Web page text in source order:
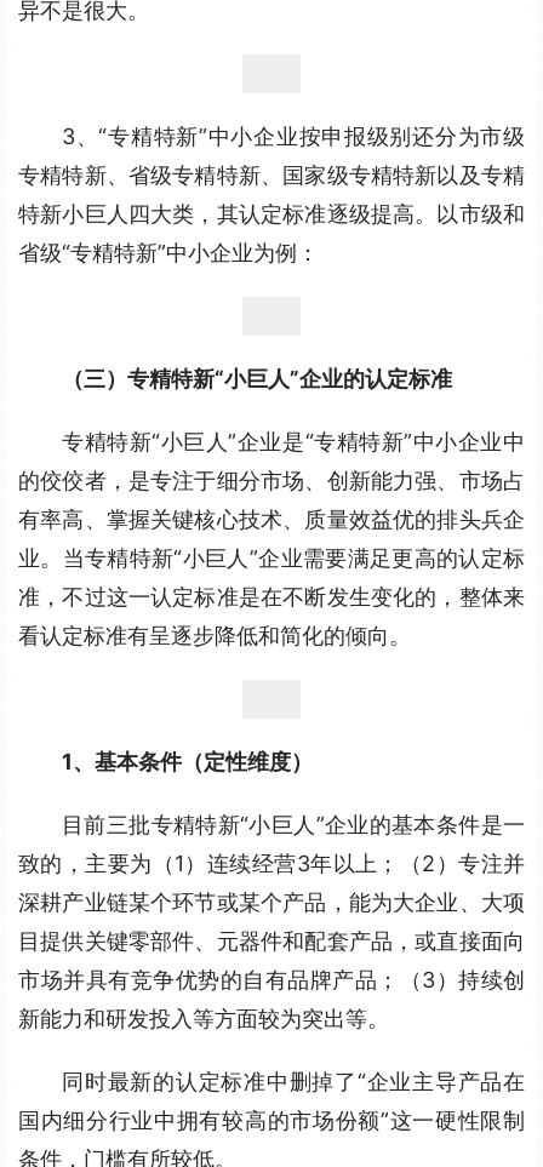
异不是很大。
3、“专精特新”中小企业按申报级别还分为市级
专精特新、省级专精特新、国家级专精特新以及专精
特新小巨人四大类，其认定标准逐级提高。以市级和
省级“专精特新”中小企业为例：
（三）专精特新“小巨人”企业的认定标准
专精特新“小巨人”企业是“专精特新”中小企业中
的佼佼者，是专注于细分市场、创新能力强、市场占
有率高、掌握关键核心技术、质量效益优的排头兵企
业。当专精特新“小巨人”企业需要满足更高的认定标
准，不过这一认定标准是在不断发生变化的，整体来
看认定标准有呈逐步降低和简化的倾向。
1、基本条件（定性维度）
目前三批专精特新“小巨人”企业的基本条件是一
致的，主要为（1）连续经营3年以上；（2）专注并
深耕产业链某个环节或某个产品，能为大企业、大项
目提供关键零部件、元器件和配套产品，或直接面向
市场并具有竞争优势的自有品牌产品；（3）持续创
新能力和研发投入等方面较为突出等。
同时最新的认定标准中删掉了“企业主导产品在
国内细分行业中拥有较高的市场份额”这一硬性限制
条件，门槛有所较低。